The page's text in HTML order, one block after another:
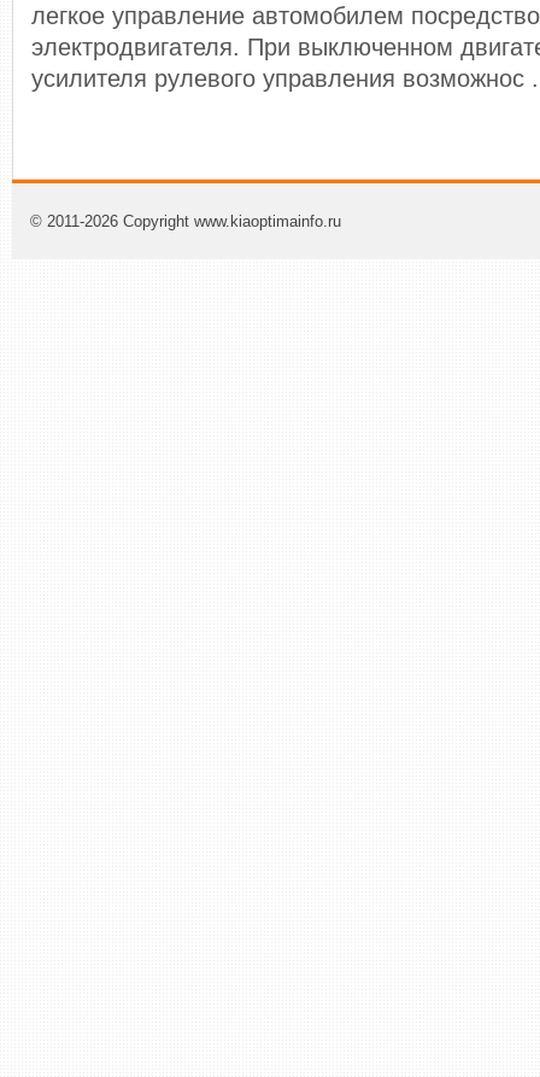
легкое управление автомобилем
электродвигателя. При выключенном
усилителя рулевого управления возможнос
© 2011-2026 Copyright www.kiaoptimainfo.ru